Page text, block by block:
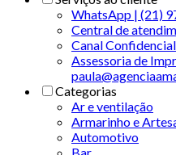
WhatsApp | (21)
Central de
Canal Confidencial
Assessoria de
Categorias
Ar e ventilação
Armarinho e
Automotivo